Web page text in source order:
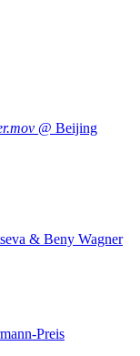
@ Beijing
& Beny Wagner
Preis